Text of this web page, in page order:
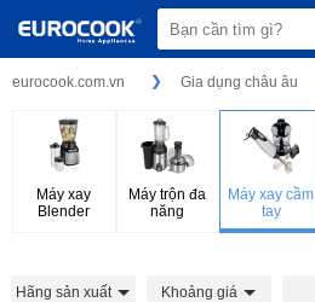
eurocook.com.vn Gia dụng châu âu
Máy xay
Blender
Máy trộn đa
năng
Máy xay cầm
tay
Hãng sản xuất Khoảng giá